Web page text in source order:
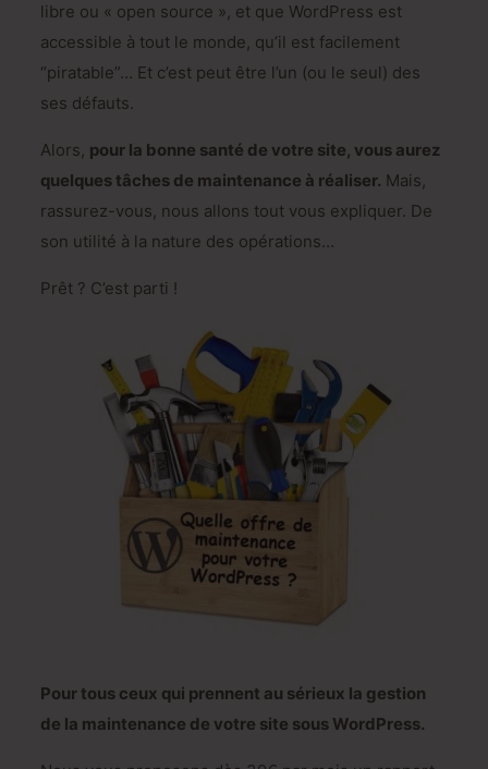
libre ou « open source », et que WordPress est
accessible à tout le monde, qu’il est facilement
“piratable”… Et c’est peut être l’un (ou le seul) des
ses défauts.
Alors, pour la bonne santé de votre site, vous aurez
quelques tâches de maintenance à réaliser. Mais,
rassurez-vous, nous allons tout vous expliquer. De
son utilité à la nature des opérations…
Prêt ? C’est parti !
Pour tous ceux qui prennent au sérieux la gestion
de la maintenance de votre site sous WordPress.